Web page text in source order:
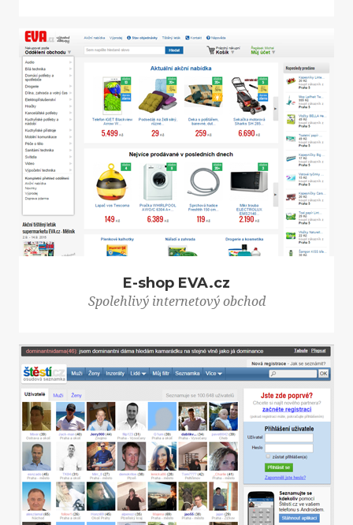
E-shop EVA.cz
Spolehlivý internetový obchod